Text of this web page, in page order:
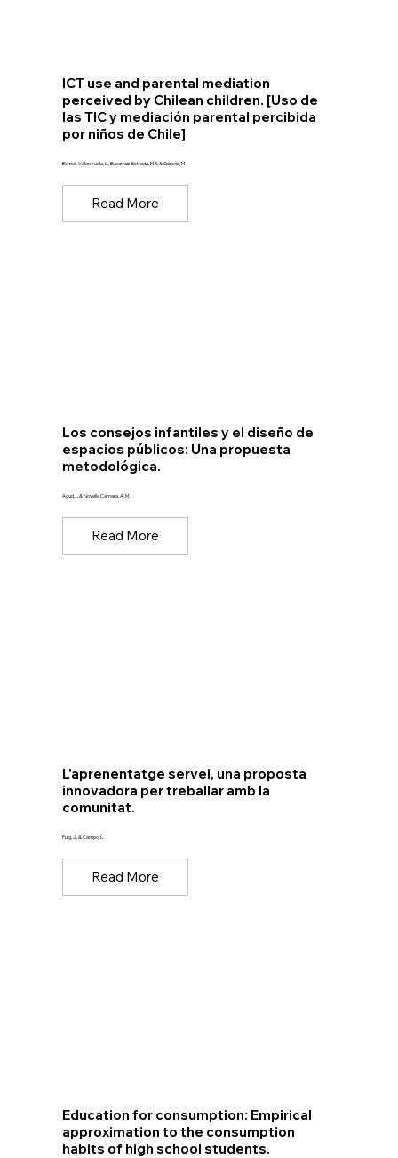
ICT use and parental mediation
perceived by Chilean children. [Uso de
las TIC y mediación parental percibida
por niños de Chile]
Berríos Valenzuela, L., Buxarrais Estrada, M.R, & Garcés, M
Read More
Los consejos infantiles y el diseño de
espacios públicos: Una propuesta
metodológica.
Agud, I., & Novella Cámara, A. M.
Read More
L'aprenentatge servei, una proposta
innovadora per treballar amb la
comunitat.
Puig, J., & Campo, L.
Read More
Education for consumption: Empirical
approximation to the consumption
habits of high school students.